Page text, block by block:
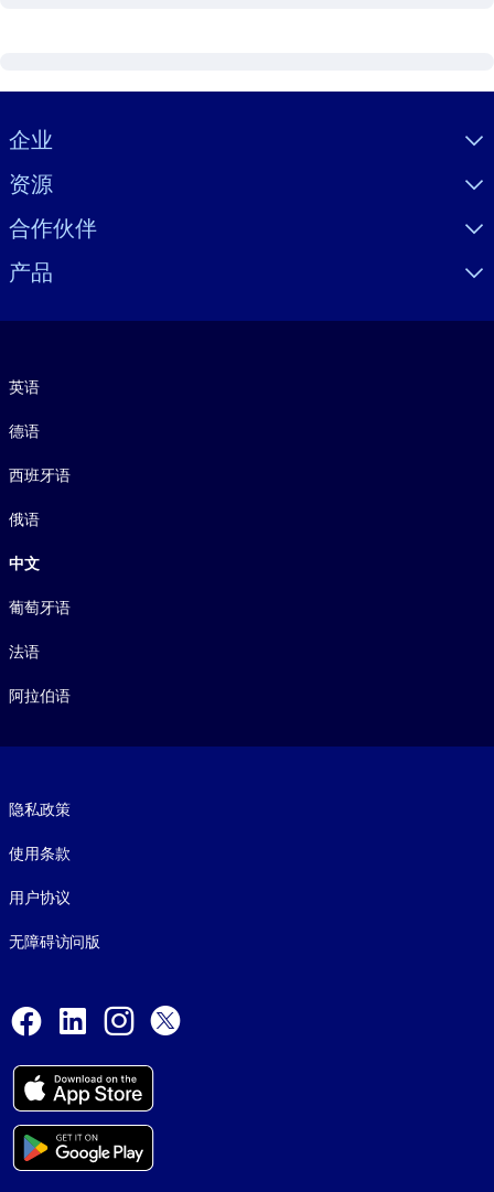
Visually hidden Text
企业
资源
合作伙伴
产品
英语
德语
西班牙语
俄语
中文
葡萄牙语
法语
阿拉伯语
隐私政策
使用条款
用户协议
无障碍访问版
Facebook
LinkedInInstagram